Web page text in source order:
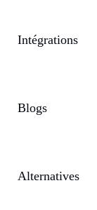
Intégrations
Blogs
Alternatives